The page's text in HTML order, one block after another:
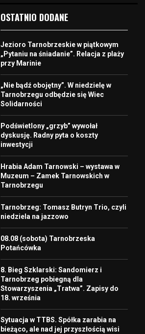
OSTATNIO DODANE
Jezioro Tarnobrzeskie w piątkowym
„Pytaniu na śniadanie”. Relacja z plaży
przy Marinie
„Nie bądź obojętny”. W niedzielę w
Tarnobrzegu odbędzie się Wiec
Solidarności
Podświetlony „grzyb” wywołał
dyskusję. Radny pyta o koszty
inwestycji
Hrabia Adam Tarnowski – wystawa w
Muzeum – Zamek Tarnowskich w
Tarnobrzegu
Tarnobrzeg: Tomasz Butryn Trio, czyli
niedziela na jazzowo
08.08 (sobota) Tarnobrzeska
Potańcówka
8. Bieg Szklarski: Sandomierz i
Tarnobrzeg pobiegną dla
Stowarzyszenia „Tratwa”. Zapisy do
18. września
Sytuacja w TTBS. Spółka zarabia na
bieżąco, ale nad jej przyszłością wisi